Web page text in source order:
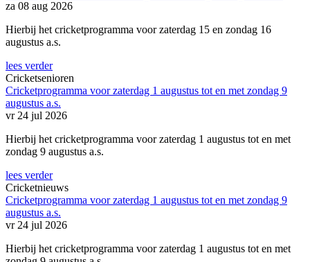
za 08 aug 2026
Hierbij het cricketprogramma voor zaterdag 15 en zondag 16
augustus a.s.
lees verder
Cricketsenioren
Cricketprogramma voor zaterdag 1 augustus tot en met zondag 9
augustus a.s.
vr 24 jul 2026
Hierbij het cricketprogramma voor zaterdag 1 augustus tot en met
zondag 9 augustus a.s.
lees verder
Cricketnieuws
Cricketprogramma voor zaterdag 1 augustus tot en met zondag 9
augustus a.s.
vr 24 jul 2026
Hierbij het cricketprogramma voor zaterdag 1 augustus tot en met